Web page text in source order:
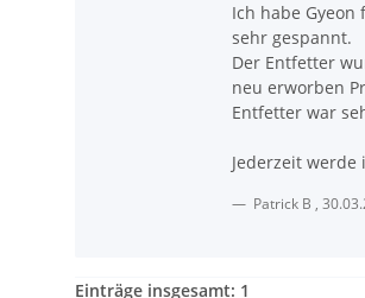
Ich habe
sehr gespannt.
Der Entfetter
neu erworben
Entfetter war
Jederzeit
Patrick B ,
Einträge insgesamt: 1